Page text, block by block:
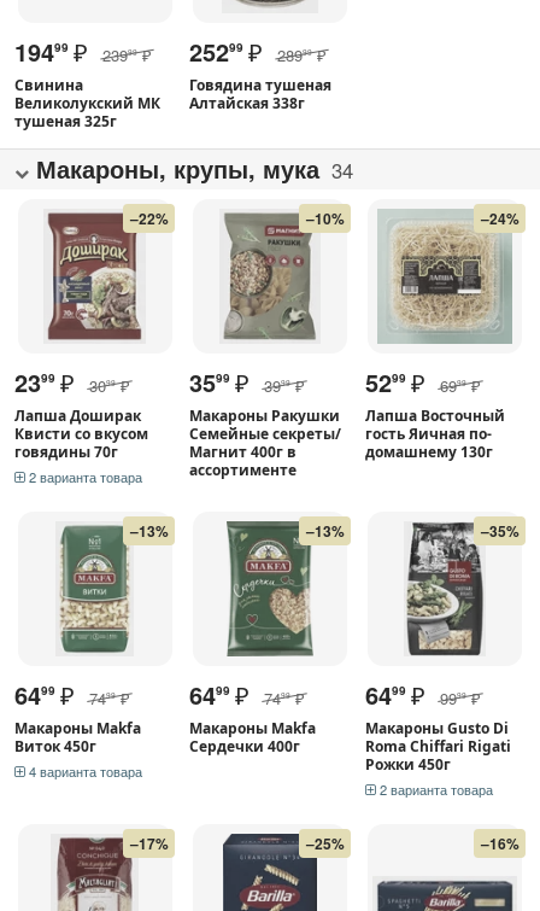
19499 ₽ 23999 ₽
Свинина
Великолукский МК
тушеная 325г
25299 ₽ 28999 ₽
Говядина тушеная
Алтайская 338г
Макароны, крупы, мука 34
–22%
2399 ₽ 3099 ₽
Лапша Доширак
Квисти со вкусом
говядины 70г
2 варианта товара
–10%
3599 ₽ 3999 ₽
Макароны Ракушки
Семейные секреты/
Магнит 400г в
ассортименте
–24%
5299 ₽ 6999 ₽
Лапша Восточный
гость Яичная по-
домашнему 130г
–13%
6499 ₽ 7499 ₽
Макароны Makfa
Виток 450г
4 варианта товара
–13%
6499 ₽ 7499 ₽
Макароны Makfa
Сердечки 400г
–35%
6499 ₽ 9999 ₽
Макароны Gusto Di
Roma Chiffari Rigati
Рожки 450г
2 варианта товара
–17% –25% –16%